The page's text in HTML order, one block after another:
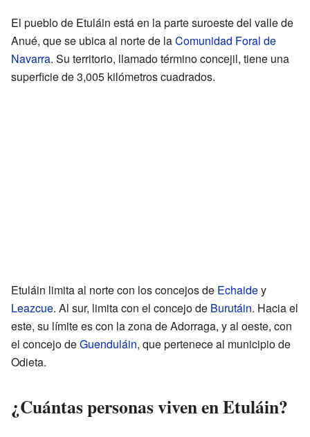
El pueblo de Etuláin está en la parte suroeste del valle de
Anué, que se ubica al norte de laComunidad Foral de
Navarra. Su territorio, llamado término concejil, tiene una
superficie de 3,005 kilómetros cuadrados.
Etuláin limita al norte con los concejos de Echaidey
Leazcue. Al sur, limita con el concejo de Burutáin. Hacia el
este, su límite es con la zona de Adorraga, y al oeste, con
el concejo deGuenduláin, que pertenece al municipio de
Odieta.
¿Cuántas personas viven en Etuláin?